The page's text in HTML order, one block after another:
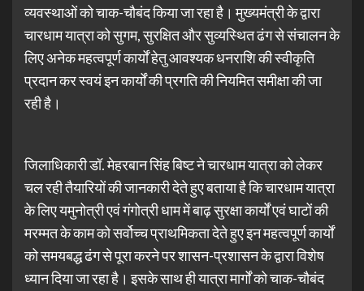
व्यवस्थाओं को चाक-चौबंद किया जा रहा है। मुख्यमंत्री के द्वारा
चारधाम यात्रा को सुगम, सुरक्षित और सुव्यस्थित ढंग से संचालन के
लिए अनेक महत्वपूर्ण कार्यों हेतु आवश्यक धनराशि की स्वीकृति
प्रदान कर स्वयं इन कार्यों की प्रगति की नियमित समीक्षा की जा
रही है।
जिलाधिकारी डॉ. मेहरबान सिंह बिष्ट ने चारधाम यात्रा को लेकर
चल रही तैयारियों की जानकारी देते हुए बताया है कि चारधाम यात्रा
के लिए यमुनोत्री एवं गंगोत्री धाम में बाढ़ सुरक्षा कार्यों एवं घाटों की
मरम्मत के काम को सर्वोच्च प्राथमिकता देते हुए इन महत्वपूर्ण कार्यों
को समयबद्ध ढंग से पूरा करने पर शासन-प्रशासन के द्वारा विशेष
ध्यान दिया जा रहा है। इसके साथ ही यात्रा मार्गों को चाक-चौबंद